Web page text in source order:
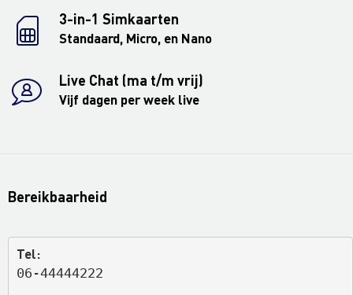
3-in-1 Simkaarten
Standaard, Micro, en Nano
Live Chat (ma t/m vrij)
Vijf dagen per week live
Bereikbaarheid
Tel:
06-44444222